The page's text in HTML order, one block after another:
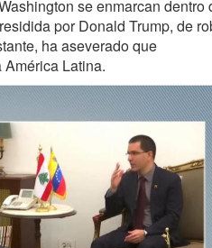
se enmarcan dentro
por Donald Trump, de
ha aseverado que
América Latina.